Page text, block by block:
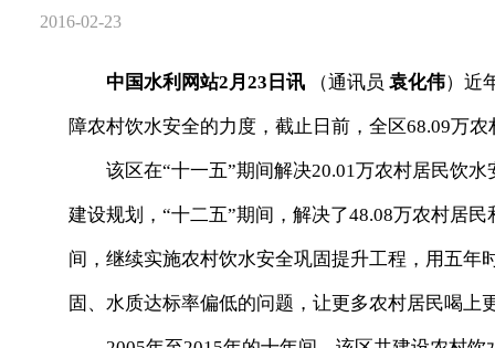
2016-02-23
中国水利网站2月23日讯 （通讯员 袁化伟）近
障农村饮水安全的力度，截止日前，全区68.09万
该区在“十一五”期间解决20.01万农村居民饮水
建设规划，“十二五”期间，解决了48.08万农村居
间，继续实施农村饮水安全巩固提升工程，用五
固、水质达标率偏低的问题，让更多农村居民喝上